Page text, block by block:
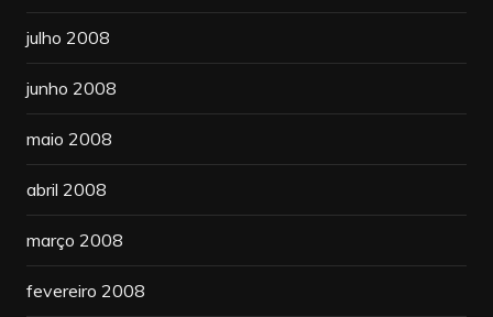
julho 2008
junho 2008
maio 2008
abril 2008
março 2008
fevereiro 2008